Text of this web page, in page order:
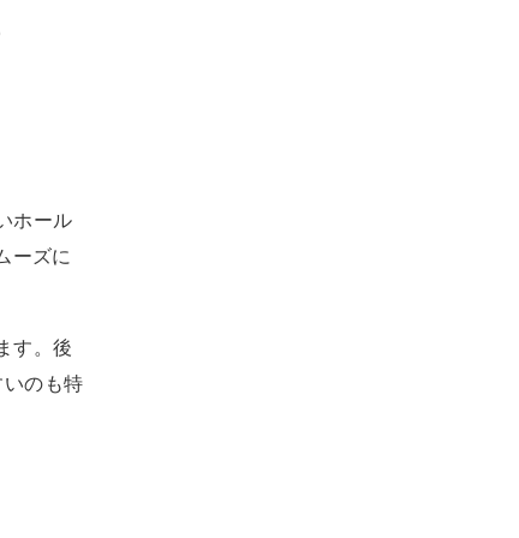
ホール
ーズに
す。後
のも特